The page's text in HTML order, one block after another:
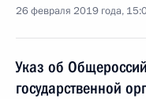
26 февраля 2019 года,
Указ об
государственной